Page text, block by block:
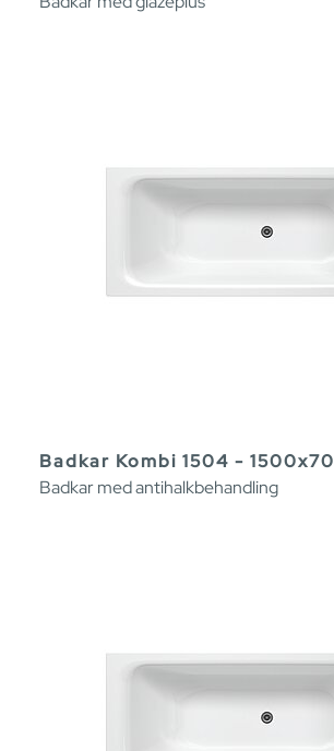
Badkar Kombi 1504 -
Badkar med antihalkbehandling